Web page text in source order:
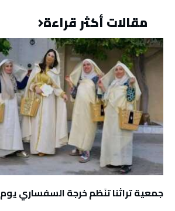
مقالات أكثر قراءة
جمعية تراثنا تنَظم خرجة السفساري يوم 13 أوت 2026